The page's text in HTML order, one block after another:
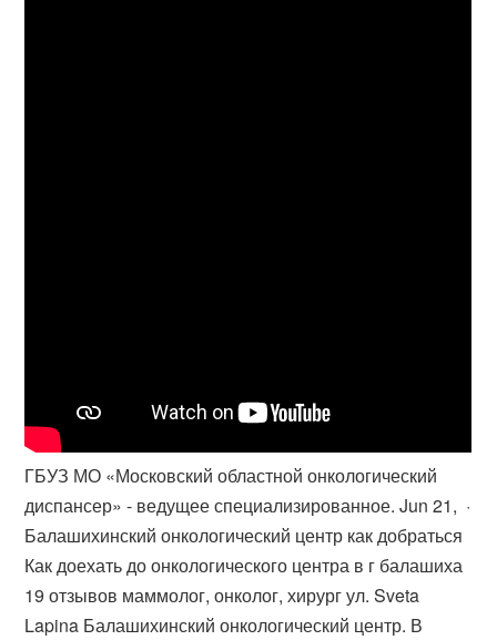
ГБУЗ МО «Московский областной онкологический
диспансер» - ведущее специализированное. Jun 21, ·
Балашихинский онкологический центр как добраться
Как доехать до онкологического центра в г балашиха
19 отзывов маммолог, онколог, хирург ул. Sveta
Lapina Балашихинский онкологический центр. В